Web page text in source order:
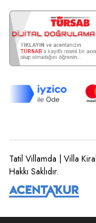
Tatil Villamda | Villa
Hakkı Saklıdır.